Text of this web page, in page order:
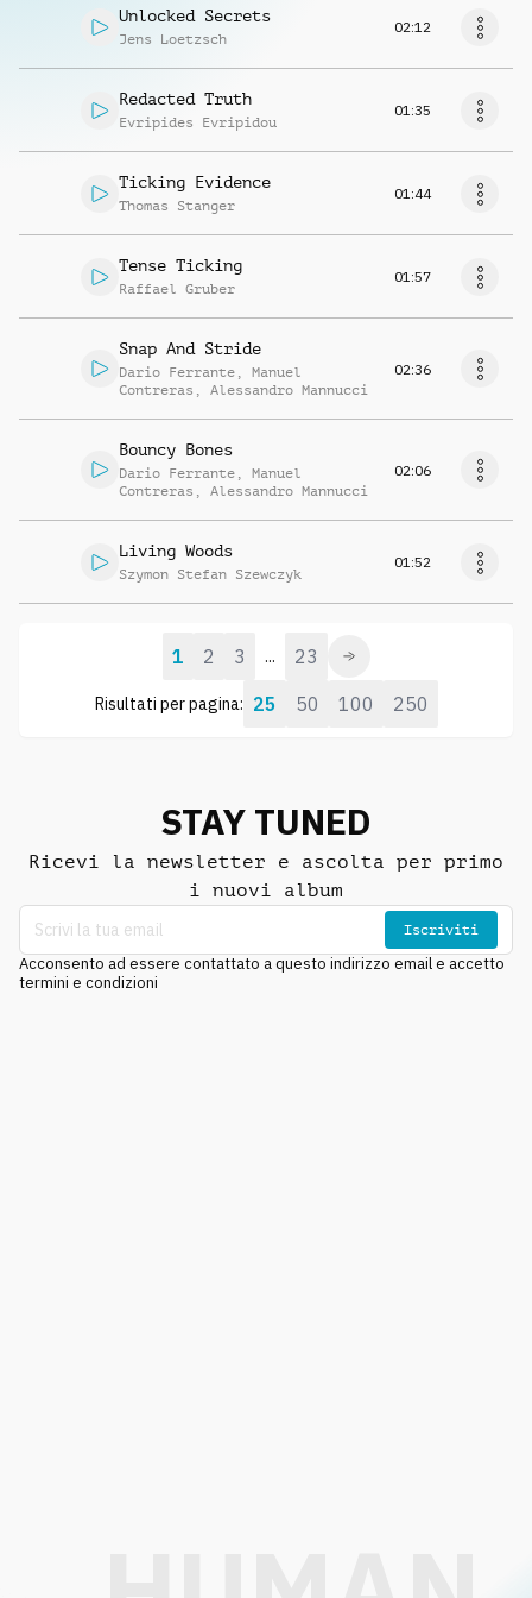
Unlocked Secrets
Jens Loetzsch
02:12
Redacted Truth
Evripides Evripidou
01:35
Ticking Evidence
Thomas Stanger
01:44
Tense Ticking
Raffael Gruber
01:57
Snap And Stride
Dario Ferrante , Manuel
Contreras , Alessandro Mannucci
02:36
Bouncy Bones
Dario Ferrante , Manuel
Contreras , Alessandro Mannucci
02:06
Living Woods
Szymon Stefan Szewczyk
01:52
Risultati per pagina: 25 50 100 250
1 2 3 ... 23
STAY TUNED
Ricevi la newsletter e ascolta per primo
i nuovi album
Iscriviti
Acconsento ad essere contattato a questo indirizzo email e accetto
termini e condizioni